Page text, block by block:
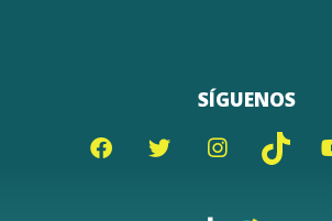
SÍGUENOS